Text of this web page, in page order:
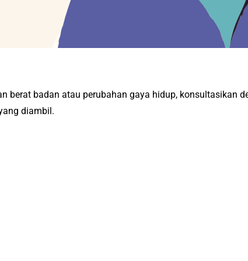
berat badan atau perubahan gaya hidup, konsultasikan
diambil.